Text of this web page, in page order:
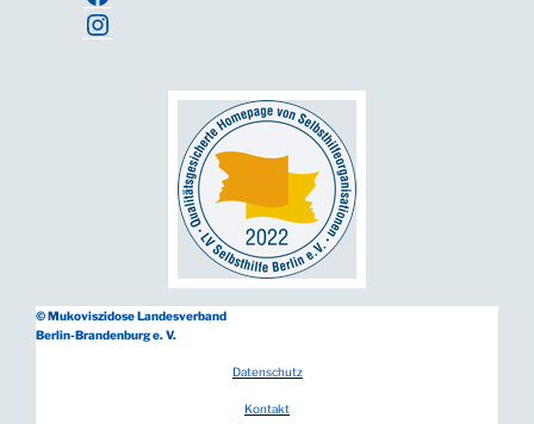
Instagram
© Mukoviszidose Landesverband
Berlin-Brandenburg e. V.
Datenschutz
Kontakt